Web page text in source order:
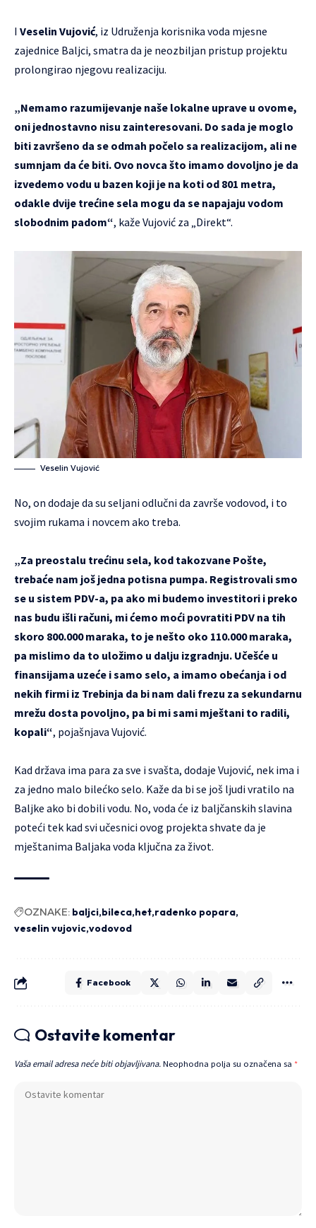
I Veselin Vujović, iz Udruženja korisnika voda mjesne
zajednice Baljci, smatra da je neozbiljan pristup projektu
prolongirao njegovu realizaciju.
„Nemamo razumijevanje naše lokalne uprave u ovome,
oni jednostavno nisu zainteresovani. Do sada je moglo
biti završeno da se odmah počelo sa realizacijom, ali ne
sumnjam da će biti. Ovo novca što imamo dovoljno je da
izvedemo vodu u bazen koji je na koti od 801 metra,
odakle dvije trećine sela mogu da se napajaju vodom
slobodnim padom“, kaže Vujović za „Direkt“.
Veselin Vujović
No, on dodaje da su seljani odlučni da završe vodovod, i to
svojim rukama i novcem ako treba.
„Za preostalu trećinu sela, kod takozvane Pošte,
trebaće nam još jedna potisna pumpa. Registrovali smo
se u sistem PDV-a, pa ako mi budemo investitori i preko
nas budu išli računi, mi ćemo moći povratiti PDV na tih
skoro 800.000 maraka, to je nešto oko 110.000 maraka,
pa mislimo da to uložimo u dalju izgradnju. Učešće u
finansijama uzeće i samo selo, a imamo obećanja i od
nekih firmi iz Trebinja da bi nam dali frezu za sekundarnu
mrežu dosta povoljno, pa bi mi sami mještani to radili,
kopali“, pojašnjava Vujović.
Kad država ima para za sve i svašta, dodaje Vujović, nek ima i
za jedno malo bilećko selo. Kaže da bi se još ljudi vratilo na
Baljke ako bi dobili vodu. No, voda će iz baljčanskih slavina
poteći tek kad svi učesnici ovog projekta shvate da je
mještanima Baljaka voda ključna za život.
OZNAKE: baljci bileca het radenko popara
veselin vujovic vodovod
Facebook
Ostavite komentar
Vaša email adresa neće biti objavljivana. Neophodna polja su označena sa *